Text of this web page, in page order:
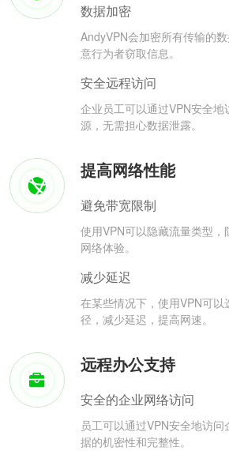
数据加密
AndyVPN会加密所有传输的
意行为者窃取信息。
安全远程访问
企业员工可以通过VPN安全地
源，无需担心数据泄露。
提高网络性能
避免带宽限制
使用VPN可以隐藏流量类型
网络体验。
减少延迟
在某些情况下，使用VPN可以
径，减少延迟，提高网速。
远程办公支持
安全的企业网络访问
员工可以通过VPN安全地访
据的机密性和完整性。